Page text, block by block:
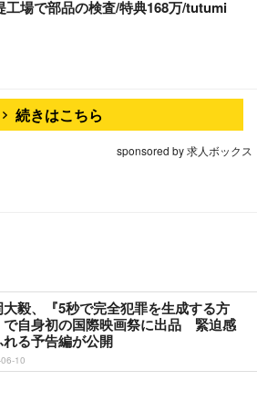
工場で部品の検査/特典168万/tutumi
続きはこちら
sponsored by 求人ボックス
毅、『5秒で完全犯罪を生成する方
で自身初の国際映画祭に出品 緊迫感
る予告編が公開
10